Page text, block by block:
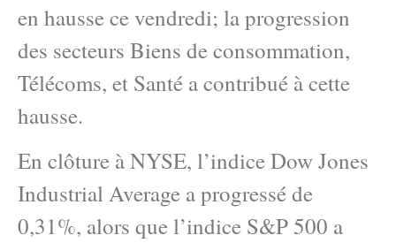
en hausse ce vendredi; la progression
des secteurs Biens de consommation,
Télécoms, et Santé a contribué à cette
hausse.
En clôture à NYSE, l’indice Dow Jones
Industrial Average a progressé de
0,31%, alors que l’indice S&P 500 a